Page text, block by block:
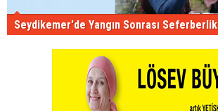
Seydikemer'de Yangın Sonrası Seferberlik